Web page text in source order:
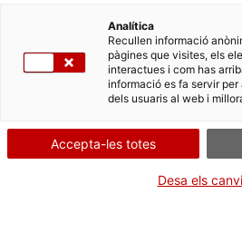
Convocatòries d'ajuts obertes
Properes activitats
Activitats
Contacte. Obre en una
d'ACCIÓ per
establir-te a...
Analítica
Recullen informació
pàgines que visites, els
interactues i com has
informació es fa servir
dels usuaris al web i
Accepta-les totes
Desa els